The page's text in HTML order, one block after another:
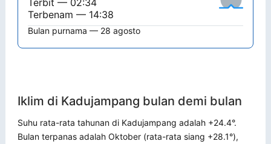
Terbit — 02:34
Terbenam — 14:38
Bulan purnama — 28 agosto
Iklim di Kadujampang bulan demi bulan
Suhu rata-rata tahunan di Kadujampang adalah +24.4°.
Bulan terpanas adalah Oktober (rata-rata siang +28.1°),